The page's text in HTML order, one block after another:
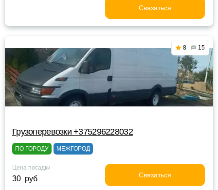
Связаться
8 15
Грузоперевозки +375296228032
ПО ГОРОДУ МЕЖГОРОД
Цена посадки
30 руб Связаться